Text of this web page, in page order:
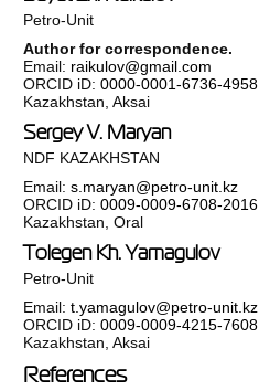
Petro-Unit
Author for correspondence.
Email: raikulov@gmail.com
ORCID iD:0000-0001-6736-4958
Kazakhstan, Aksai
Sergey V. Maryan
NDF KAZAKHSTAN
Email:s.maryan@petro-unit.kz
ORCID iD:0009-0009-6708-2016
Kazakhstan, Oral
Tolegen Kh. Yamagulov
Petro-Unit
Email:t.yamagulov@petro-unit.kz
ORCID iD:0009-0009-4215-7608
Kazakhstan, Aksai
References